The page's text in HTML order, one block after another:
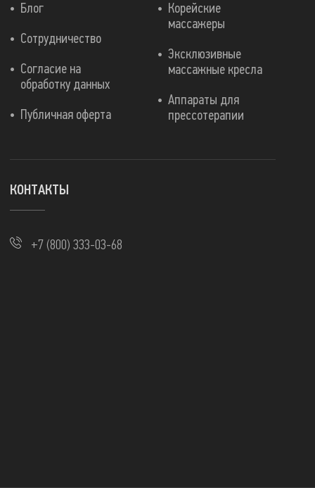
Корейские
массажеры
Эксклюзивные
массажные кресла
Аппараты для
прессотерапии
Блог
Сотрудничество
Согласие на
обработку данных
Публичная оферта
КОНТАКТЫ
+7 (800) 333-03-68